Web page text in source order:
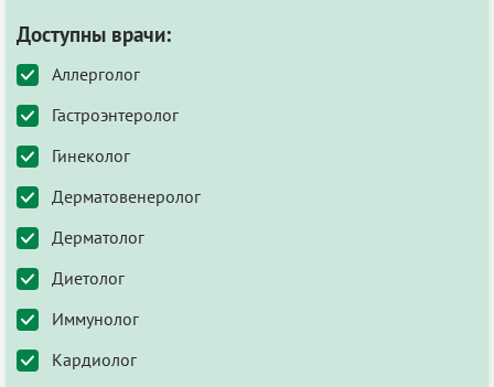
Доступны врачи:
Аллерголог
Гастроэнтеролог
Гинеколог
Дерматовенеролог
Дерматолог
Диетолог
Иммунолог
Кардиолог